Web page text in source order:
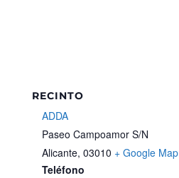
RECINTO
ADDA
Paseo Campoamor S/N
Alicante, 03010 + Google Map
Teléfono